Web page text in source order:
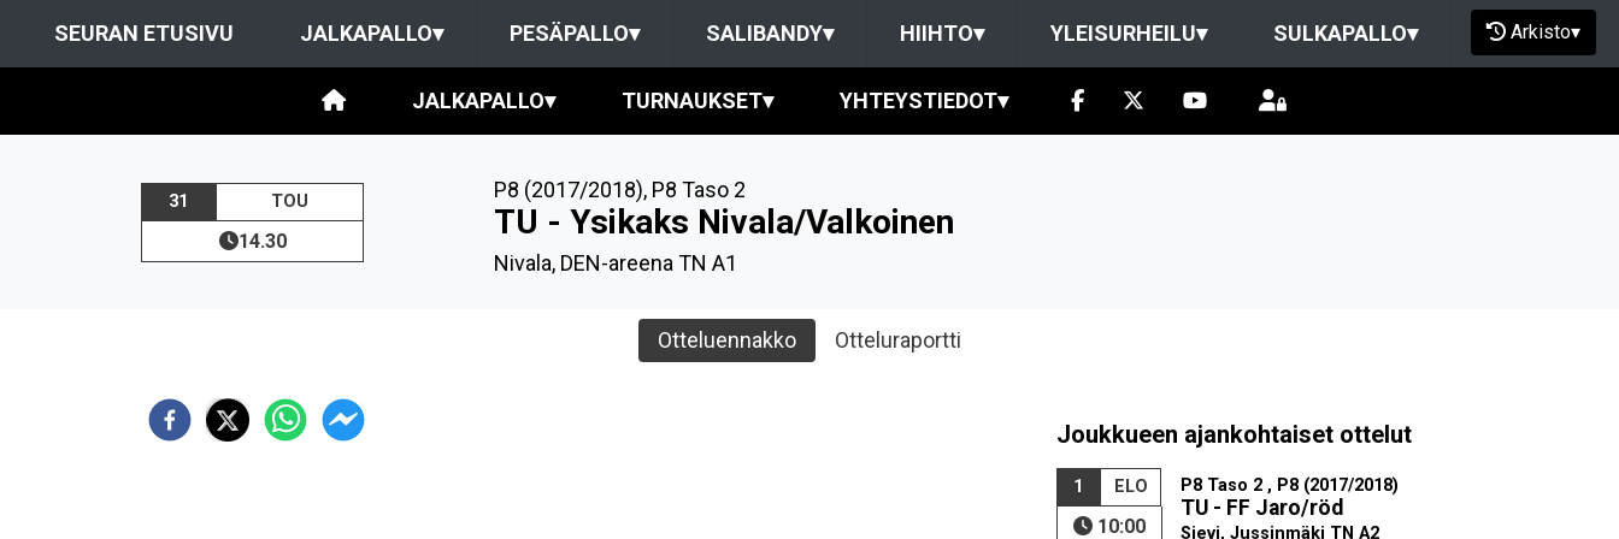
SEURAN ETUSIVU JALKAPALLO▾ PESÄPALLO▾ SALIBANDY▾ HIIHTO▾ YLEISURHEILU▾ SULKAPALLO▾ Arkisto▾
JALKAPALLO▾ TURNAUKSET▾ YHTEYSTIEDOT▾
31 TOU
14.30
P8 (2017/2018), P8 Taso 2
TU - Ysikaks Nivala/Valkoinen
Nivala, DEN-areena TN A1
Otteluennakko Otteluraportti
Joukkueen ajankohtaiset ottelut
1 ELO
10:00
P8 Taso 2 , P8 (2017/2018)
TU - FF Jaro/röd
Sievi, Jussinmäki TN A2